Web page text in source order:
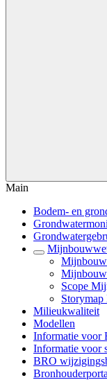
Main
Bodem- en
Scope
Milieukwaliteit
Modellen
Informatie voor
Informatie voor
BRO